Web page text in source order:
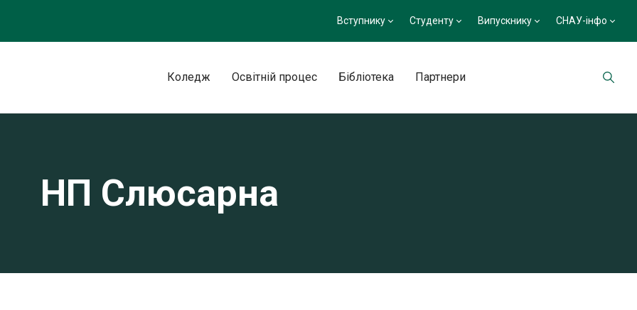
Вступнику Студенту Випускнику СНАУ-інфо
Коледж Освітній процес Бібліотека Партнери
НП Слюсарна